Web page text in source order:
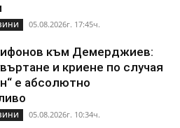
05.08.2026г. 17:45ч.
към Демерджиев:
и криене по случая
е абсолютно
05.08.2026г. 10:34ч.